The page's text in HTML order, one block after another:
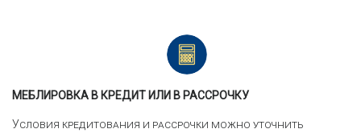
МЕБЛИРОВКА В КРЕДИТ ИЛИ В РАССРОЧКУ
Условия кредитования и рассрочки можно уточнить